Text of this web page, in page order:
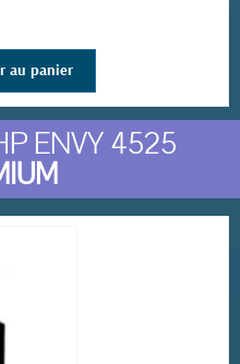
au panier
ENVY 4525